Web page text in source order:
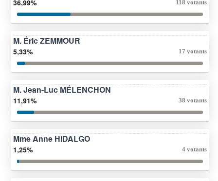
36,99% 118 votants
M. Éric ZEMMOUR
5,33% 17 votants
M. Jean-Luc MÉLENCHON
11,91% 38 votants
Mme Anne HIDALGO
1,25% 4 votants